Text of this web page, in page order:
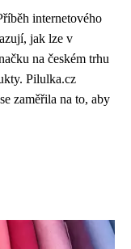
internetového
jak lze v
na českém trhu
Pilulka.cz
zaměřila na to, aby